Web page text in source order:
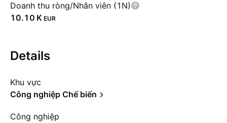
Doanh thu ròng/Nhân viên (1N)
‪10.10 K‬ EUR
Details
Khu vực
Công nghiệp Chế biến
Công nghiệp